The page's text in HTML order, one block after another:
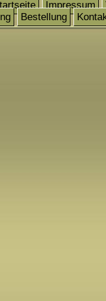
Impressum
Bestellung